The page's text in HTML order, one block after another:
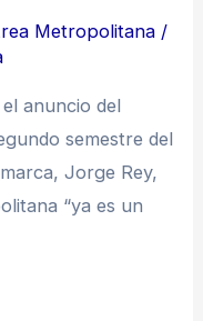
Metropolitana /
anuncio del
semestre del
Jorge Rey,
“ya es un